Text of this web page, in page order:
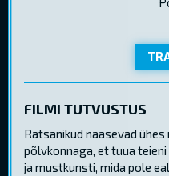
FILMI TUTVUSTUS
Ratsanikud naasevad
põlvkonnaga, et tuua
ja mustkunsti, mida pole